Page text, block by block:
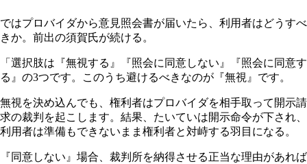
ではプロバイダから意見照会書が届いたら、利用者はどうすべ
きか。前出の須賀氏が続ける。
「選択肢は『無視する』『照会に同意しない』『照会に同意す
る』の3つです。このうち避けるべきなのが『無視』です。
無視を決め込んでも、権利者はプロバイダを相手取って開示請
求の裁判を起こします。結果、たいていは開示命令が下され、
利用者は準備もできないまま権利者と対峙する羽目になる。
『同意しない』場合、裁判所を納得させる正当な理由があれば